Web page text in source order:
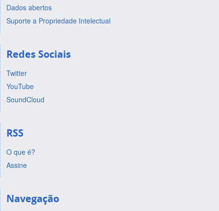
Dados abertos
Suporte a Propriedade Intelectual
Redes Sociais
Twitter
YouTube
SoundCloud
RSS
O que é?
Assine
Navegação